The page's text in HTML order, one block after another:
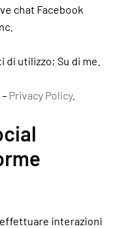
chat Facebook
utilizzo; Su di me.
Privacy Policy.
interazioni